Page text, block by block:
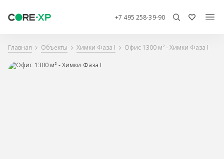
+7 495 258-39-90
Главная Объекты Химки Фаза I Офис 1300 м² - Химки Фаза I